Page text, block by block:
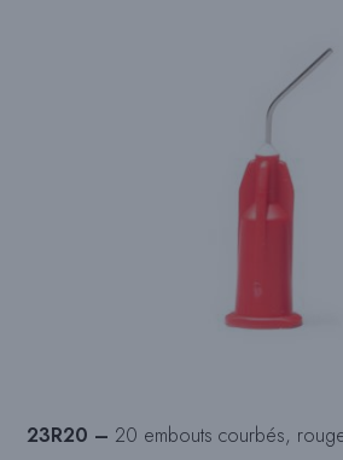
23R20 – 20 embouts courbés,